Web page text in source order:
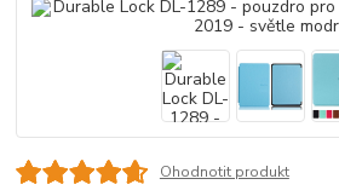
Ohodnotit produkt